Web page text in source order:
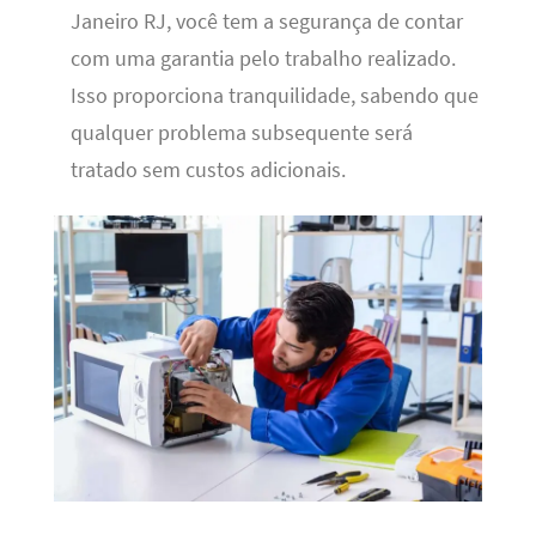
Janeiro RJ, você tem a segurança de contar
com uma garantia pelo trabalho realizado.
Isso proporciona tranquilidade, sabendo que
qualquer problema subsequente será
tratado sem custos adicionais.